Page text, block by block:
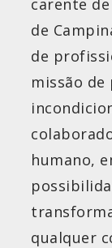
de
de
missão
humano,
qualquer